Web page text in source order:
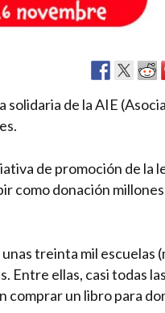
solidaria de la AIE
de promoción de la
como donación
treinta mil escuelas
Entre ellas, casi todas
comprar un libro para